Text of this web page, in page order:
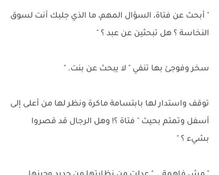
" أبحث عن فتاة، السؤال المهم، ما الذي جلبك أنت لسوق
النخاسة ؟ هل تبحثين عن عبد ؟ "
سخر وفوجئ بها تنفي " لا يبحث عن بنت. "
توقف واستدار لها بابتسامة ماكرة ونظر لها من أعلى إلى
أسفل وتمتم بحيث " فتاة ؟! وهل الرجال قد قصروا
بشيء ؟ "